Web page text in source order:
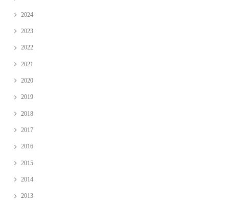
2024
2023
2022
2021
2020
2019
2018
2017
2016
2015
2014
2013